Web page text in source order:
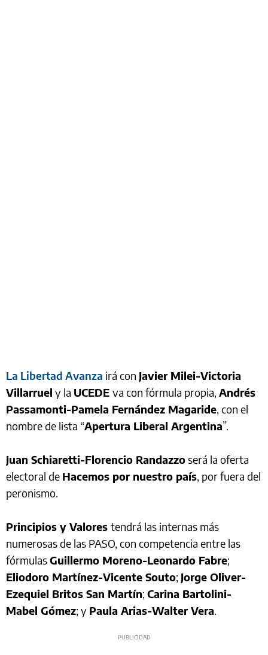
La Libertad Avanza irá con Javier Milei-Victoria
Villarruel y la UCEDE va con fórmula propia, Andrés
Passamonti-Pamela Fernández Magaride, con el
nombre de lista “Apertura Liberal Argentina”.
Juan Schiaretti-Florencio Randazzoserá la oferta
electoral de Hacemos por nuestro país, por fuera del
peronismo.
Principios y Valores tendrá las internas más
numerosas de las PASO, con competencia entre las
fórmulasGuillermo Moreno-Leonardo Fabre;
Eliodoro Martínez-Vicente Souto; Jorge Oliver-
Ezequiel Britos San Martín; Carina Bartolini-
Mabel Gómez; y Paula Arias-Walter Vera.